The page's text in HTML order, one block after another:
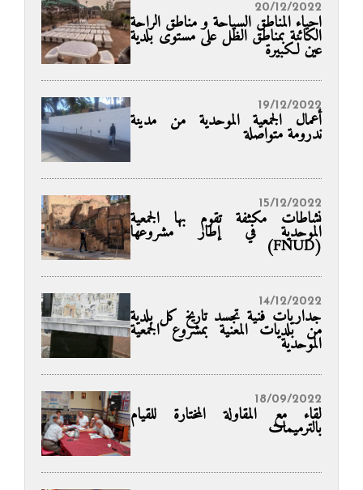
20/12/2022
احياء المناطق السياحة و مناطق الراحة
الكائنة بمناطق الظل على مستوى بلدية
عين لكبيرة
19/12/2022
أعمال الجمعية الموحدية من مدينة
ندرومة متواصلة
15/12/2022
نشاطات مكثفة تقوم بها الجمعية
الموحدية في إطار مشروعها
(FNUD)
14/12/2022
جداريات فنية تجسد تاريخ كل بلدية
من بلديات المعنية بمشروع الجمعية
الموحدية
18/09/2022
لقاء مع المقاولة المختارة للقيام
بالترميمات